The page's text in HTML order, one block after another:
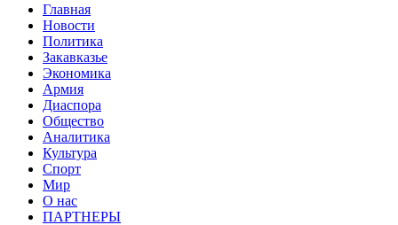
Главная
Новости
Политика
Закавказье
Экономика
Армия
Диаспора
Общество
Аналитика
Культура
Спорт
Мир
О нас
ПАРТНЕРЫ